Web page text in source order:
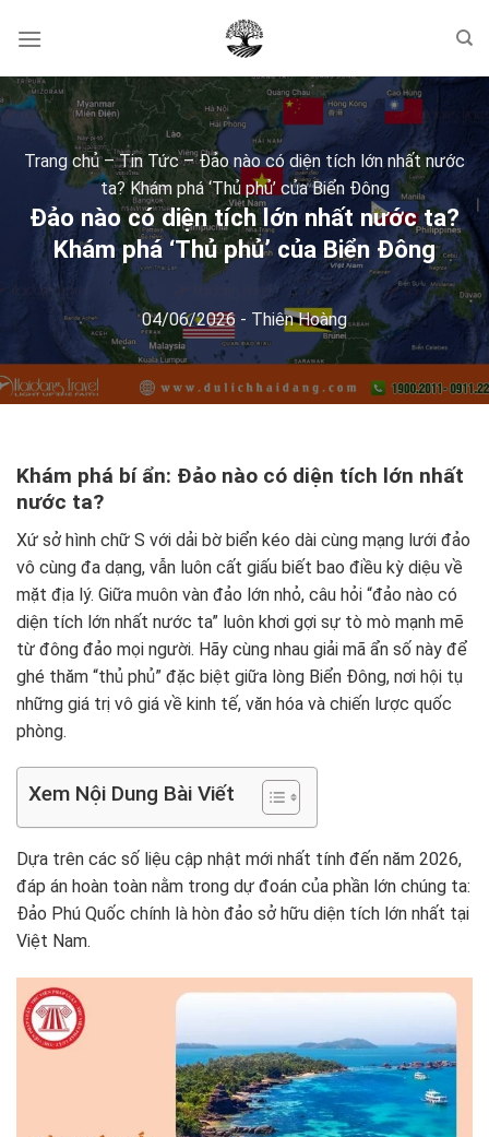
Trang chủ–Tin Tức–Đảo nào có diện tích lớn nhất nước
ta? Khám phá ‘Thủ phủ’ của Biển Đông
Đảo nào có diện tích lớn nhất nước ta?
Khám phá ‘Thủ phủ’ của Biển Đông
04/06/2026 - Thiên Hoàng
Khám phá bí ẩn: Đảo nào có diện tích lớn nhất
nước ta?
Xứ sở hình chữ S với dải bờ biển kéo dài cùng mạng lưới đảo
vô cùng đa dạng, vẫn luôn cất giấu biết bao điều kỳ diệu về
mặt địa lý. Giữa muôn vàn đảo lớn nhỏ, câu hỏi “đảo nào có
diện tích lớn nhất nước ta” luôn khơi gợi sự tò mò mạnh mẽ
từ đông đảo mọi người. Hãy cùng nhau giải mã ẩn số này để
ghé thăm “thủ phủ” đặc biệt giữa lòng Biển Đông, nơi hội tụ
những giá trị vô giá về kinh tế, văn hóa và chiến lược quốc
phòng.
Xem Nội Dung Bài Viết
Dựa trên các số liệu cập nhật mới nhất tính đến năm 2026,
đáp án hoàn toàn nằm trong dự đoán của phần lớn chúng ta:
Đảo Phú Quốc chính là hòn đảo sở hữu diện tích lớn nhất tại
Việt Nam.